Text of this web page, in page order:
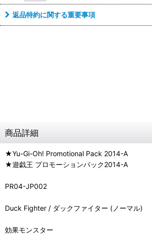
返品特約に関する重要事項
商品詳細
★Yu-Gi-Oh! Promotional Pack 2014-A
★遊戯王 プロモーションパック2014-A
PR04-JP002
Duck Fighter / ダックファイター (ノーマル)
効果モンスター